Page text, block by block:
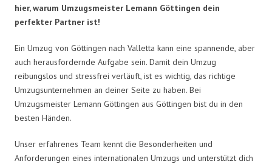
hier, warum Umzugsmeister Lemann Göttingen dein
perfekter Partner ist!
Ein Umzug von Göttingen nach Valletta kann eine spannende, aber
auch herausfordernde Aufgabe sein. Damit dein Umzug
reibungslos und stressfrei verläuft, ist es wichtig, das richtige
Umzugsunternehmen an deiner Seite zu haben. Bei
Umzugsmeister Lemann Göttingen aus Göttingen bist du in den
besten Händen.
Unser erfahrenes Team kennt die Besonderheiten und
Anforderungen eines internationalen Umzugs und unterstützt dich